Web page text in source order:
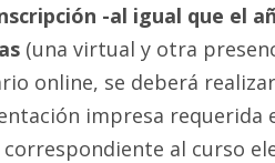
-al igual que el
(una virtual y otra
online, se deberá
impresa requerida
al curso